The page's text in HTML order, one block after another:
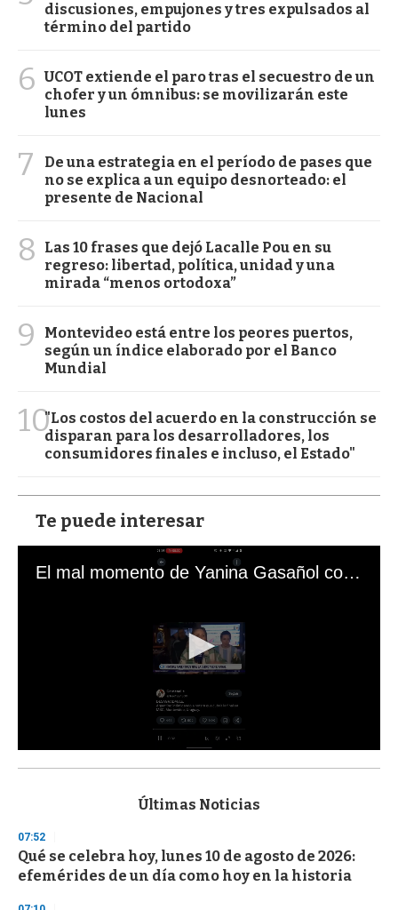
discusiones, empujones y tres expulsados al
término del partido
6 UCOT extiende el paro tras el secuestro de un
chofer y un ómnibus: se movilizarán este
lunes
7
De una estrategia en el período de pases que
no se explica a un equipo desnorteado: el
presente de Nacional
8
Las 10 frases que dejó Lacalle Pou en su
regreso: libertad, política, unidad y una
mirada “menos ortodoxa”
9
Montevideo está entre los peores puertos,
según un índice elaborado por el Banco
Mundial
10"Los costos del acuerdo en la construcción se
disparan para los desarrolladores, los
consumidores finales e incluso, el Estado"
Te puede interesar
El mal momento de Yanina Gasañol con un hincha argentino en "Subrayado"
s
d
s
o
f
Últimas Noticias
07:52
Qué se celebra hoy, lunes 10 de agosto de 2026:
efemérides de un día como hoy en la historia